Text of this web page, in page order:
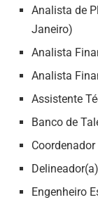
Analista de
Janeiro)
Analista
Analista
Assistente
Banco de
Engenheiro